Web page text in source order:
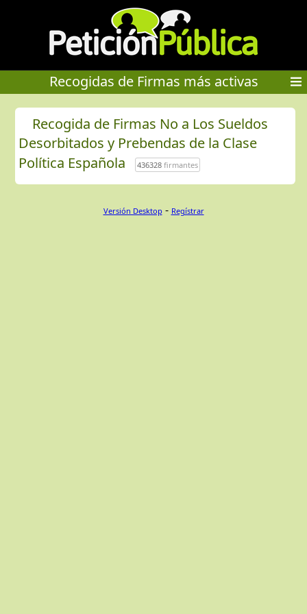
Recogidas de Firmas más activas
Recogida de Firmas No a Los Sueldos
Desorbitados y Prebendas de la Clase
Política Española
436328firmantes
Versión Desktop - Regístrar